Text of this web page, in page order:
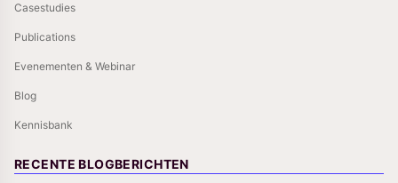
Casestudies
Publications
Evenementen & Webinar
Blog
Kennisbank
RECENTE BLOGBERICHTEN